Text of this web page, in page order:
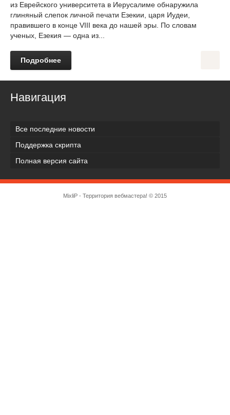
из Еврейского университета в Иерусалиме обнаружила
глиняный слепок личной печати Езекии, царя Иудеи,
правившего в конце VIII века до нашей эры. По словам
ученых, Езекия — одна из...
Подробнее
Навигация
Все последние новости
Поддержка скрипта
Полная версия сайта
MixliP - Территория вебмастера! © 2015